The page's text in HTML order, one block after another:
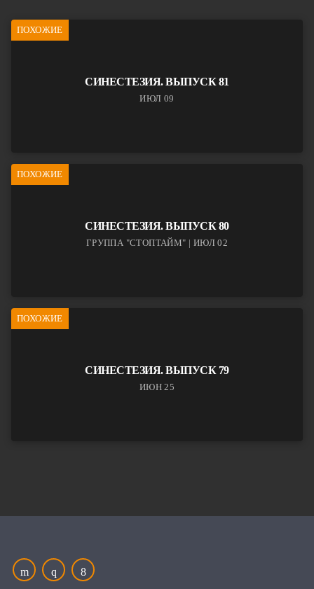
ПОХОЖИЕ
СИНЕСТЕЗИЯ. ВЫПУСК 81
ИЮЛ 09
ПОХОЖИЕ
СИНЕСТЕЗИЯ. ВЫПУСК 80
ГРУППА "СТОПТАЙМ" | ИЮЛ 02
ПОХОЖИЕ
СИНЕСТЕЗИЯ. ВЫПУСК 79
ИЮН 25